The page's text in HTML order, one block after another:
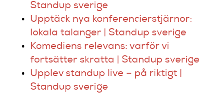
Standup sverige
Upptäck nya konferencierstjärnor:
lokala talanger | Standup sverige
Komediens relevans: varför vi
fortsätter skratta | Standup sverige
Upplev standup live – på riktigt |
Standup sverige